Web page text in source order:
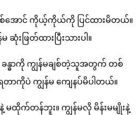
အောင် ကိုယ့်ကိုယ်ကို ပြင်ထားမိတယ်။
ဖြတ်ထားပြီးသားပါ။
ခန္ဓာကို ကျွန်မချစ်တဲ့သူအတွက် တစ်
ာကိုပဲ ကျွန်မ ကျေနပ်မိပါတယ်။
မထိုက်တန်ဘူး။ ကျွန်မလို မိန်းမမျိုးနဲ့